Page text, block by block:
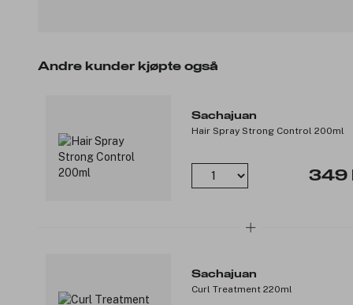
Andre kunder kjøpte også
Sachajuan
Hair Spray Strong Control 200ml
349
Sachajuan
Curl Treatment 220ml